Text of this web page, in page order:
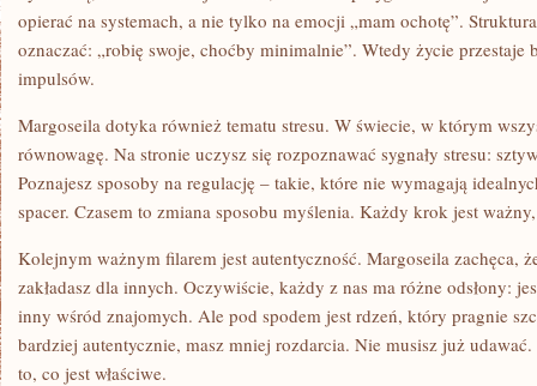
opierać na systemach, a nie tylko na emocji „mam ochotę”.
oznaczać: „robię swoje, choćby minimalnie”. Wtedy życie
impulsów.
Margoseila dotyka również tematu stresu. W świecie, w którym
równowagę. Na stronie uczysz się rozpoznawać sygnały stresu:
Poznajesz sposoby na regulację – takie, które nie wymagają
spacer. Czasem to zmiana sposobu myślenia. Każdy krok jest
Kolejnym ważnym filarem jest autentyczność. Margoseila zachęca,
zakładasz dla innych. Oczywiście, każdy z nas ma różne odsłony:
inny wśród znajomych. Ale pod spodem jest rdzeń, który pragnie
bardziej autentycznie, masz mniej rozdarcia. Nie musisz już
to, co jest właściwe.